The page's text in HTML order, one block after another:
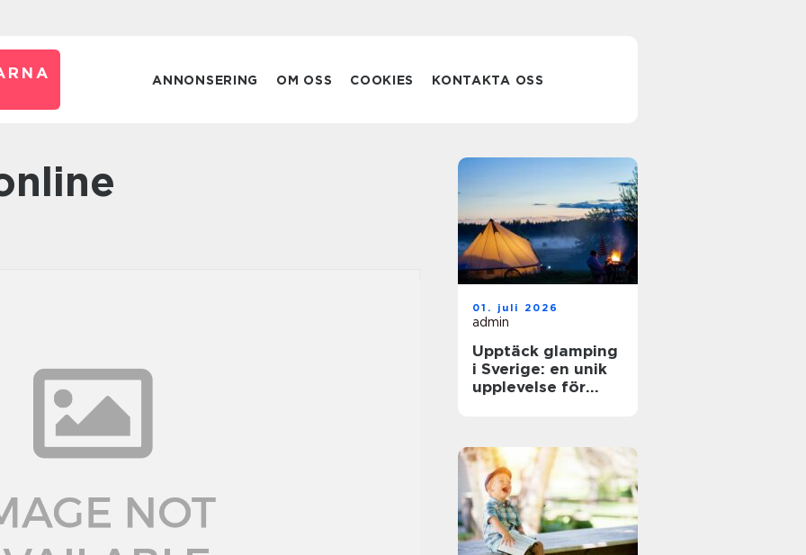
ANNONSERING OM OSS COOKIES KONTAKTA OSS
01. juli 2026
admin
Upptäck glamping
i Sverige: en unik
upplevelse för